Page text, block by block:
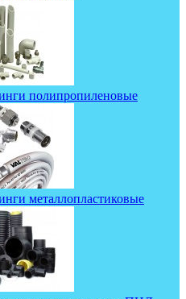
полипропиленовые
металлопластиковые